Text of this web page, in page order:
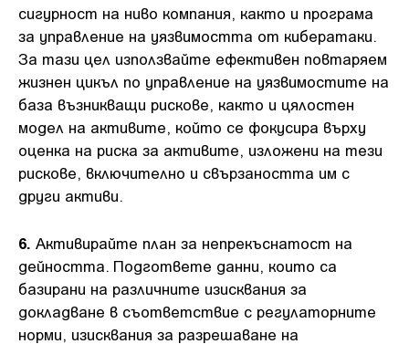
сигурност на ниво компания, както и програма
за управление на уязвимостта от кибератаки.
За тази цел използвайте ефективен повтаряем
жизнен цикъл по управление на уязвимостите на
база възникващи рискове, както и цялостен
модел на активите, който се фокусира върху
оценка на риска за активите, изложени на тези
рискове, включително и свързаността им с
други активи.
6. Активирайте план за непрекъснатост на
дейността. Подгответе данни, които са
базирани на различните изисквания за
докладване в съответствие с регулаторните
норми, изисквания за разрешаване на